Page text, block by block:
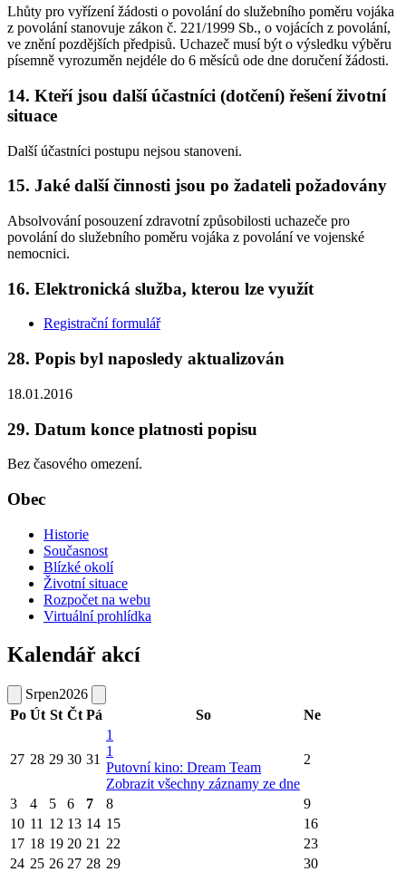
Lhůty pro vyřízení žádosti o povolání do služebního poměru vojáka
z povolání stanovuje zákon č. 221/1999 Sb., o vojácích z povolání,
ve znění pozdějších předpisů. Uchazeč musí být o výsledku výběru
písemně vyrozuměn nejdéle do 6 měsíců ode dne doručení žádosti.
14. Kteří jsou další účastníci (dotčení) řešení životní
situace
Další účastníci postupu nejsou stanoveni.
15. Jaké další činnosti jsou po žadateli požadovány
Absolvování posouzení zdravotní způsobilosti uchazeče pro
povolání do služebního poměru vojáka z povolání ve vojenské
nemocnici.
16. Elektronická služba, kterou lze využít
Registrační formulář
28. Popis byl naposledy aktualizován
18.01.2016
29. Datum konce platnosti popisu
Bez časového omezení.
Obec
Historie
Současnost
Blízké okolí
Životní situace
Rozpočet na webu
Virtuální prohlídka
Kalendář akcí
Srpen2026
Po Út St Čt Pá So Ne
27 28 29 30 31
1
1
Putovní kino: Dream Team
Zobrazit všechny záznamy ze dne
2
3 4 5 6 7 8
9
10 11 12 13 14 15
16
17 18 19 20 21 22
23
24 25 26 27 28 29 30